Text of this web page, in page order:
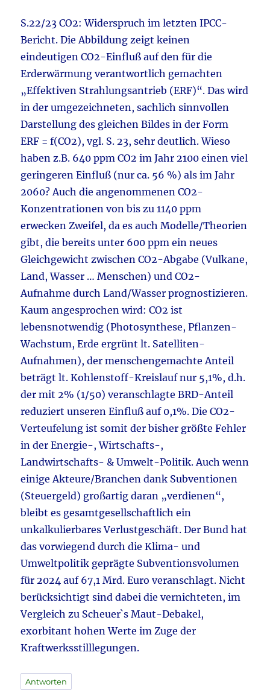
S.22/23 CO2: Widerspruch im letzten IPCC-
Bericht. Die Abbildung zeigt keinen
eindeutigen CO2-Einfluß auf den für die
Erderwärmung verantwortlich gemachten
„Effektiven Strahlungsantrieb (ERF)“. Das wird
in der umgezeichneten, sachlich sinnvollen
Darstellung des gleichen Bildes in der Form
ERF = f(CO2), vgl. S. 23, sehr deutlich. Wieso
haben z.B. 640 ppm CO2 im Jahr 2100 einen viel
geringeren Einfluß (nur ca. 56 %) als im Jahr
2060? Auch die angenommenen CO2-
Konzentrationen von bis zu 1140 ppm
erwecken Zweifel, da es auch Modelle/Theorien
gibt, die bereits unter 600 ppm ein neues
Gleichgewicht zwischen CO2-Abgabe (Vulkane,
Land, Wasser … Menschen) und CO2-
Aufnahme durch Land/Wasser prognostizieren.
Kaum angesprochen wird: CO2 ist
lebensnotwendig (Photosynthese, Pflanzen-
Wachstum, Erde ergrünt lt. Satelliten-
Aufnahmen), der menschengemachte Anteil
beträgt lt. Kohlenstoff-Kreislauf nur 5,1%, d.h.
der mit 2% (1/50) veranschlagte BRD-Anteil
reduziert unseren Einfluß auf 0,1%. Die CO2-
Verteufelung ist somit der bisher größte Fehler
in der Energie-, Wirtschafts-,
Landwirtschafts- & Umwelt-Politik. Auch wenn
einige Akteure/Branchen dank Subventionen
(Steuergeld) großartig daran „verdienen“,
bleibt es gesamtgesellschaftlich ein
unkalkulierbares Verlustgeschäft. Der Bund hat
das vorwiegend durch die Klima- und
Umweltpolitik geprägte Subventionsvolumen
für 2024 auf 67,1 Mrd. Euro veranschlagt. Nicht
berücksichtigt sind dabei die vernichteten, im
Vergleich zu Scheuer`s Maut-Debakel,
exorbitant hohen Werte im Zuge der
Kraftwerksstilllegungen.
Antworten